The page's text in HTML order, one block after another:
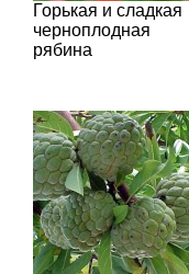
Горькая и сладкая
черноплодная
рябина